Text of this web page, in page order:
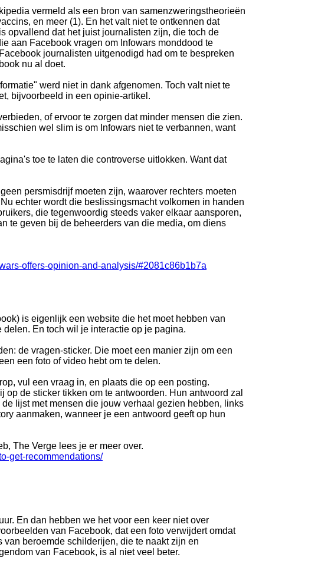
vermeld als een bron van samenzweringstheorieën
en meer (1). En het valt niet te ontkennen dat
opvallend dat het juist journalisten zijn, die toch de
aan Facebook vragen om Infowars monddood te
journalisten uitgenodigd had om te bespreken
nu al doet.
werd niet in dank afgenomen. Toch valt niet te
bijvoorbeeld in een opinie-artikel.
of ervoor te zorgen dat minder mensen die zien.
wel slim is om Infowars niet te verbannen, want
toe te laten die controverse uitlokken. Want dat
persmisdrijf moeten zijn, waarover rechters moeten
echter wordt die beslissingsmacht volkomen in handen
die tegenwoordig steeds vaker elkaar aansporen,
te geven bij de beheerders van die media, om diens
offers-opinion-and-analysis/#2081c86b1b7a
is eigenlijk een website die het moet hebben van
En toch wil je interactie op je pagina.
de vragen-sticker. Die moet een manier zijn om een
een foto of video hebt om te delen.
vul een vraag in, en plaats die op een posting.
de sticker tikken om te antwoorden. Hun antwoord zal
lijst met mensen die jouw verhaal gezien hebben, links
aanmaken, wanneer je een antwoord geeft op hun
The Verge lees je er meer over.
get-recommendations/
En dan hebben we het voor een keer niet over
van Facebook, dat een foto verwijdert omdat
beroemde schilderijen, die te naakt zijn en
van Facebook, is al niet veel beter.